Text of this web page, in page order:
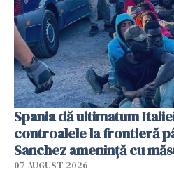
Spania dă ultimatum
controalele la frontieră
Sanchez amenință cu
07 AUGUST 2026